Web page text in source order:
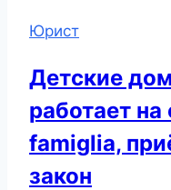
Юрист
Детские
работает
famiglia,
закон